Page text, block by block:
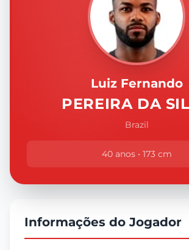
Luiz Fernando
PEREIRA DA
Brazil
40 anos • 173 cm
Informações do Jogador